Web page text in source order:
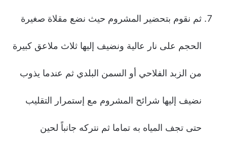
ثم نقوم بتحضير المشروم حيث نضع مقلاة صغيرة
الحجم على نار عالية ونضيف إليها ثلاث ملاعق كبيرة
من الزبد الفلاحي أو السمن البلدي ثم عندما يذوب
نضيف إليها شرائح المشروم مع إستمرار التقليب
حتى تجف المياه به تماما ثم نتركه جانباً لحين